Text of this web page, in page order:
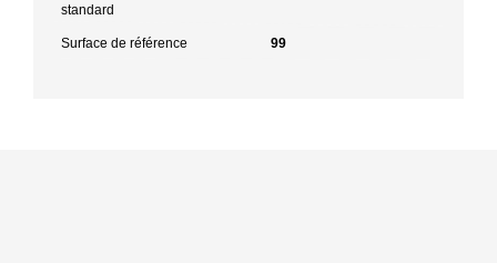
standard
Surface de référence 99